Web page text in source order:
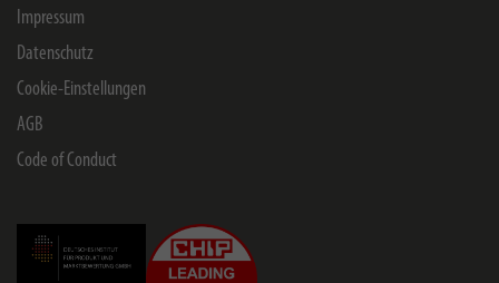
Impressum
Datenschutz
Cookie-Einstellungen
AGB
Code of Conduct